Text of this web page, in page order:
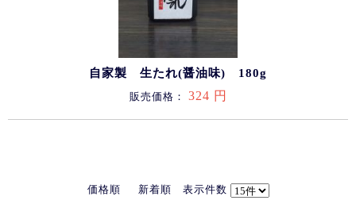
自家製 生たれ(醤油味) 180g
販売価格： 324 円
価格順 新着順 表示件数